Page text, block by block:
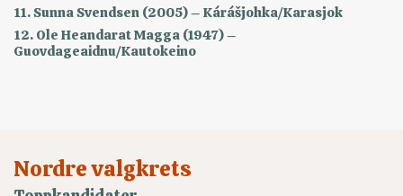
11. Sunna Svendsen (2005) – Kárášjohka/Karasjok
12. Ole Heandarat Magga (1947) –
Guovdageaidnu/Kautokeino
Nordre valgkrets